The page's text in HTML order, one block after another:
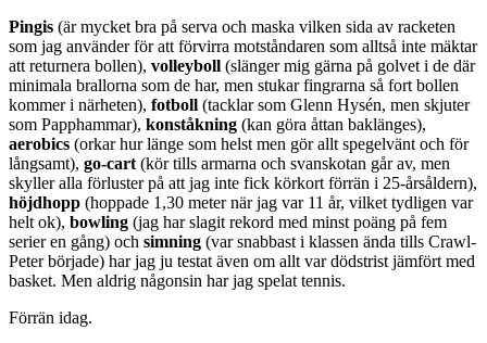
Pingis (är mycket bra på serva och maska vilken sida av racketen
som jag använder för att förvirra motståndaren som alltså inte mäktar
att returnera bollen), volleyboll (slänger mig gärna på golvet i de där
minimala brallorna som de har, men stukar fingrarna så fort bollen
kommer i närheten), fotboll (tacklar som Glenn Hysén, men skjuter
som Papphammar), konståkning (kan göra åttan baklänges),
aerobics (orkar hur länge som helst men gör allt spegelvänt och för
långsamt), go-cart (kör tills armarna och svanskotan går av, men
skyller alla förluster på att jag inte fick körkort förrän i 25-årsåldern),
höjdhopp (hoppade 1,30 meter när jag var 11 år, vilket tydligen var
helt ok), bowling (jag har slagit rekord med minst poäng på fem
serier en gång) och simning (var snabbast i klassen ända tills Crawl-
Peter började) har jag ju testat även om allt var dödstrist jämfört med
basket. Men aldrig någonsin har jag spelat tennis.
Förrän idag.